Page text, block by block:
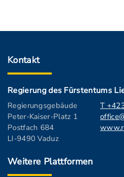
Kontakt
Regierung des Fürstentums
Regierungsgebäude
Peter-Kaiser-Platz 1
Postfach 684
LI-9490 Vaduz
T
Weitere Plattformen